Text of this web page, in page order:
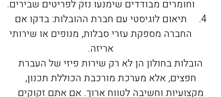
וחומרים מבודדים שימנעו נזק לפריטים שבירים.
תיאום לוגיסטי עם חברת ההובלות: בדקו אם
החברה מספקת עזרי סבלות, מנופים או שירותי
אריזה.
הובלות בחולון הן לא רק שירות פיזי של העברת
חפצים, אלא מערכת מורכבת הכוללת תכנון,
מקצועיות וחשיבה לטווח ארוך. אם אתם זקוקים